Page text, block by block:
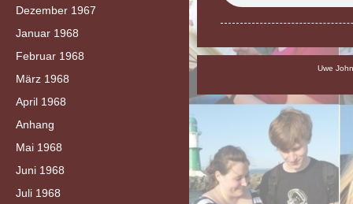
Dezember 1967
Januar 1968
Februar 1968
März 1968
April 1968
Anhang
Mai 1968
Juni 1968
Juli 1968
Uwe